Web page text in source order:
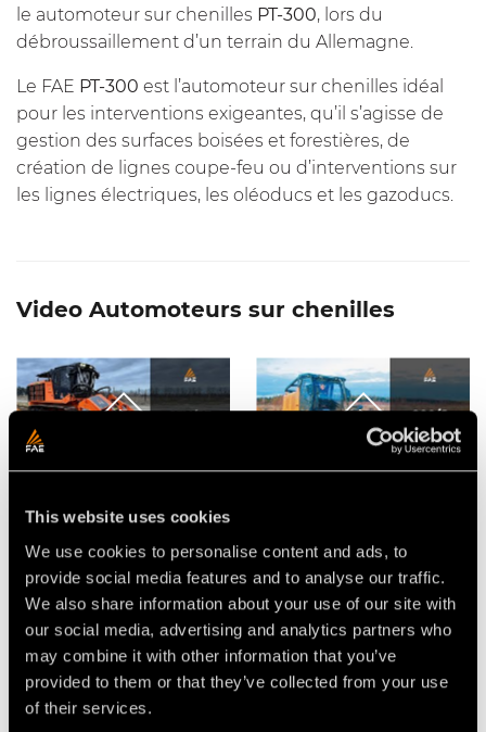
This website uses cookies
We use cookies to personalise content and ads, to
provide social media features and to analyse our traffic.
We also share information about your use of our site with
our social media, advertising and analytics partners who
may combine it with other information that you’ve
provided to them or that they’ve collected from your use
of their services.
le automoteur sur chenilles PT-300, lors du
débroussaillement d’un terrain du Allemagne.
Le FAE PT-300 est l’automoteur sur chenilles idéal
pour les interventions exigeantes, qu’il s’agisse de
gestion des surfaces boisées et forestières, de
création de lignes coupe-feu ou d’interventions sur
les lignes électriques, les oléoducs et les gazoducs.
Video Automoteurs sur chenilles
SFM/PT POUR L’AUTOMOTEUR
PRÉPARATEUR DE SOLS FAE
200/S